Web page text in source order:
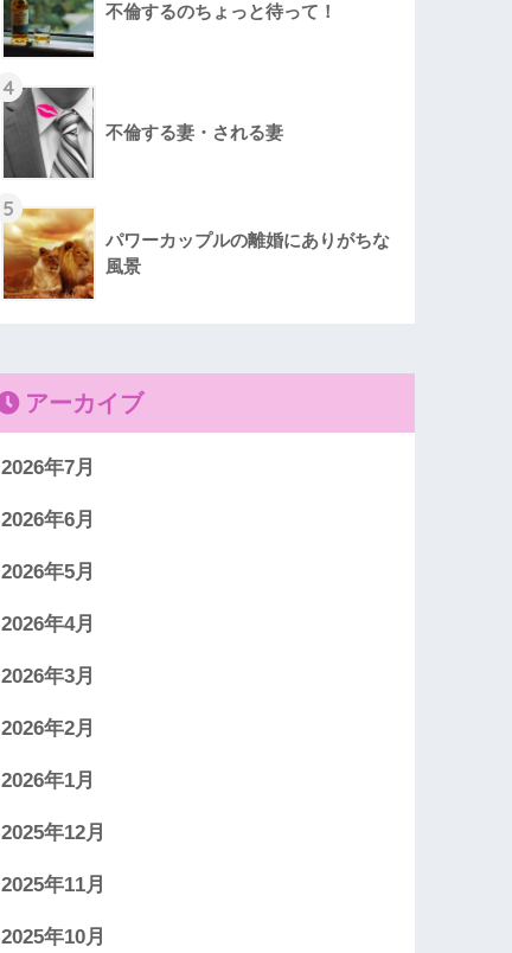
不倫するのちょっと待って！
4
不倫する妻・される妻
5
パワーカップルの離婚にありがちな
風景
アーカイブ
2026年7月
2026年6月
2026年5月
2026年4月
2026年3月
2026年2月
2026年1月
2025年12月
2025年11月
2025年10月